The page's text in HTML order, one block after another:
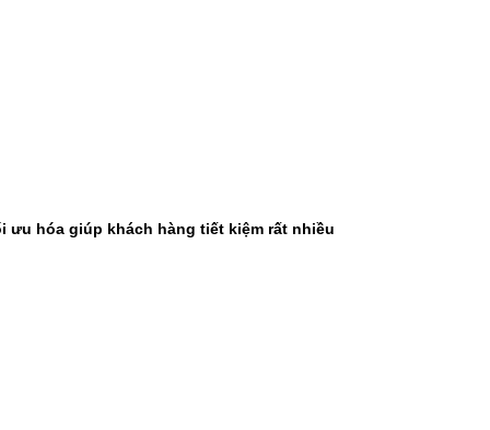
hóa giúp khách hàng tiết kiệm rất nhiều